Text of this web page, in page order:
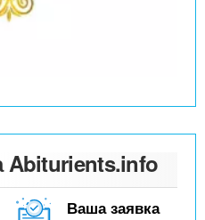
Abiturients.info
Ваша заявка